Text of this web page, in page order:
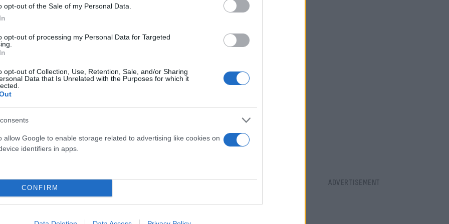
opt-out of the Sale of my Personal Data.
opt-out of processing my Personal Data for Targeted
opt-out of Collection, Use, Retention, Sale, and/or Sharing
Data that Is Unrelated with the Purposes for which it
allow Google to enable storage related to advertising like cookies on
identifiers in apps.
CONFIRM
προέδρου Ζελένσκι, είπε στους Financial Times ότι
της Ρωσικής Ομοσπονδίας σε κάθε περίπτωση να
στις νότιες περιοχές κατά μήκος της Αζοφικής και της
βόρεια του Κιέβου.